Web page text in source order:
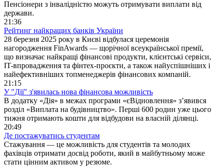
Пенсіонери з інвалідністю можуть отримувати виплати від
держави.
21:36
Рейтинг найкращих банків України
28 березня 2025 року в Києві відбулася церемонія
нагородження FinAwards — щорічної всеукраїнської премії,
що визначає найкращі фінансові продукти, клієнтські сервіси,
IT-впровадження та фінтех-проєкти, а також найуспішніших і
найефективніших топменеджерів фінансових компаній.
21:15
У "Дії" з'явилась нова фінансова можливість
В додатку «Дія» в межах програми «єВідновлення» з’явився
розділ «Виплата на будівництво». Перші 600 родин уже цього
тижня отримають кошти для відбудови на власній ділянці.
20:49
Де постажуватись студентам
Стажування — це можливість для студентів та молодих
фахівців отримати досвід роботи, який в майбутньому може
стати цінним активом у резюме.